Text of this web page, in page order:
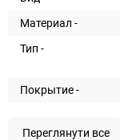
Материал -
Тип -
Покрытие -
Переглянути все